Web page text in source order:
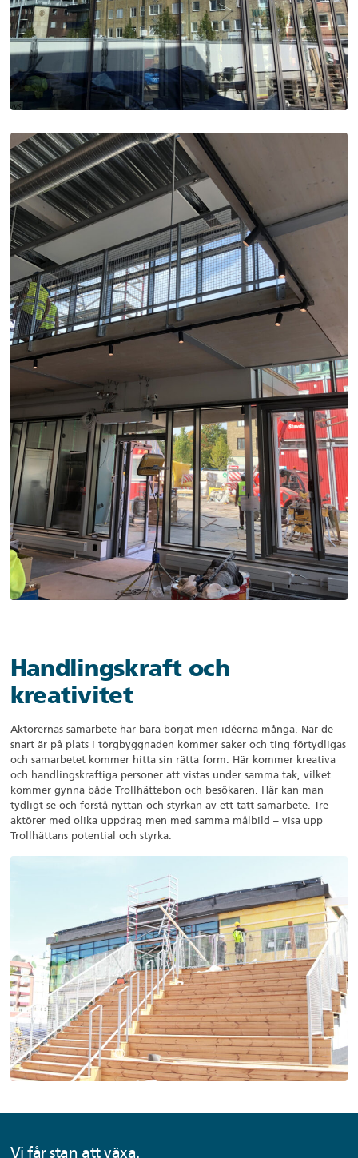
Handlingskraft och
kreativitet
Aktörernas samarbete har bara börjat men idéerna många. När de
snart är på plats i torgbyggnaden kommer saker och ting förtydligas
och samarbetet kommer hitta sin rätta form. Här kommer kreativa
och handlingskraftiga personer att vistas under samma tak, vilket
kommer gynna både Trollhättebon och besökaren. Här kan man
tydligt se och förstå nyttan och styrkan av ett tätt samarbete. Tre
aktörer med olika uppdrag men med samma målbild – visa upp
Trollhättans potential och styrka.
Vi får stan att växa.